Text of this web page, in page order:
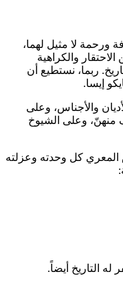
ورحمة لا مثيل لهما،
والكراهية
ربما، نستطيع أن
إيسا.
والأجناس، وعلى
منهنّ، وعلى الشيوخ
المعري كل وحدته وعزلته
التاريخ أيضاً.